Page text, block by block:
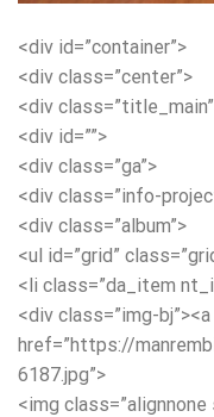
<div id=”container”>
<div class=”center”>
<div
<div id=””>
<div class=”ga”>
<div class=”info-
<div class=”album”>
<ul id=”grid”
<li class=”da_item
<div class=”img-bj”><a
href=”https://
6187.jpg”>
<img